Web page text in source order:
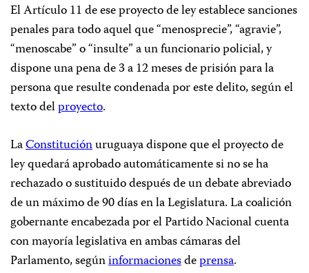
El Artículo 11 de ese proyecto de ley establece sanciones
penales para todo aquel que “menosprecie”, “agravie”,
“menoscabe” o “insulte” a un funcionario policial, y
dispone una pena de 3 a 12 meses de prisión para la
persona que resulte condenada por este delito, según el
texto delproyecto.
LaConstituciónuruguaya dispone que el proyecto de
ley quedará aprobado automáticamente si no se ha
rechazado o sustituido después de un debate abreviado
de un máximo de 90 días en la Legislatura. La coalición
gobernante encabezada por el Partido Nacional cuenta
con mayoría legislativa en ambas cámaras del
Parlamento, segúninformacionesdeprensa.